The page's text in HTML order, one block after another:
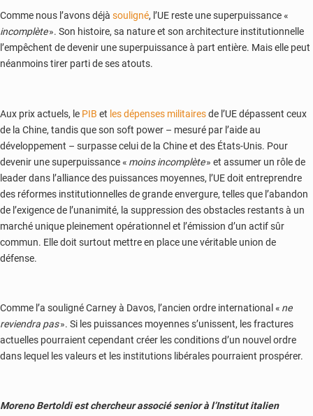
Comme nous l’avons déjà souligné, l’UE reste une superpuissance «
incomplète». Son histoire, sa nature et son architecture institutionnelle
l’empêchent de devenir une superpuissance à part entière. Mais elle peut
néanmoins tirer parti de ses atouts.
Aux prix actuels, le PIB et les dépenses militairesde l’UE dépassent ceux
de la Chine, tandis que son soft power – mesuré par l’aide au
développement – surpasse celui de la Chine et des États-Unis. Pour
devenir une superpuissance « moins incomplète» et assumer un rôle de
leader dans l’alliance des puissances moyennes, l’UE doit entreprendre
des réformes institutionnelles de grande envergure, telles que l’abandon
de l’exigence de l’unanimité, la suppression des obstacles restants à un
marché unique pleinement opérationnel et l’émission d’un actif sûr
commun. Elle doit surtout mettre en place une véritable union de
défense.
Comme l’a souligné Carney à Davos, l’ancien ordre international « ne
reviendra pas». Si les puissances moyennes s’unissent, les fractures
actuelles pourraient cependant créer les conditions d’un nouvel ordre
dans lequel les valeurs et les institutions libérales pourraient prospérer.
Moreno Bertoldi est chercheur associé senior à l’Institut italien